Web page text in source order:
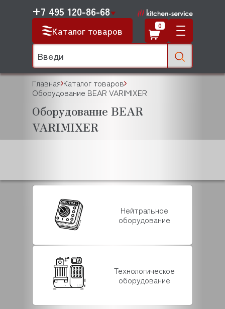
Каталог товаров
+7 495 120-86-68
0
Главная Каталог товаров
Оборудование BEAR VARIMIXER
Оборудование BEAR
VARIMIXER
Нейтральное
оборудование
Технологическое
оборудование